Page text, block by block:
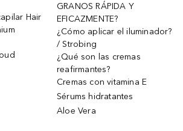
Hair
GRANOS RÁPIDA Y
EFICAZMENTE?
¿Cómo aplicar el iluminador?
/ Strobing
¿Qué son las cremas
reafirmantes?
Cremas con vitamina E
Sérums hidratantes
Aloe Vera